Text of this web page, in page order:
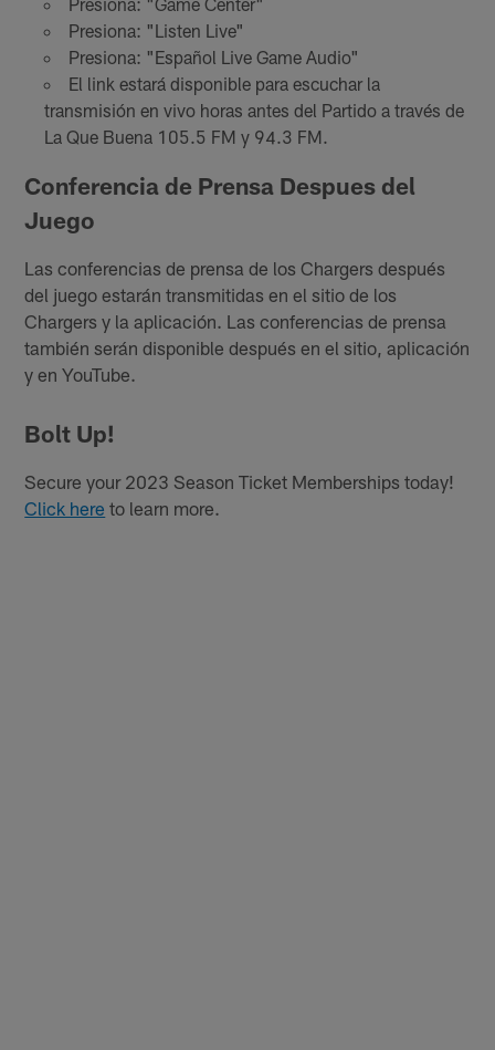
Presiona: "Listen Live"
Presiona: "Español Live Game Audio"
El link estará disponible para escuchar la
transmisión en vivo horas antes del Partido a través de
La Que Buena 105.5 FM y 94.3 FM.
Conferencia de Prensa Despues del
Juego
Las conferencias de prensa de los Chargers después
del juego estarán transmitidas en el sitio de los
Chargers y la aplicación. Las conferencias de prensa
también serán disponible después en el sitio, aplicación
y en YouTube.
Bolt Up!
Secure your 2023 Season Ticket Memberships today!
Click here to learn more.